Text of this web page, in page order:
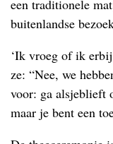
een traditionele
buitenlandse
‘Ik vroeg of ik
ze: “Nee, we
voor: ga alsjeblieft
maar je bent een